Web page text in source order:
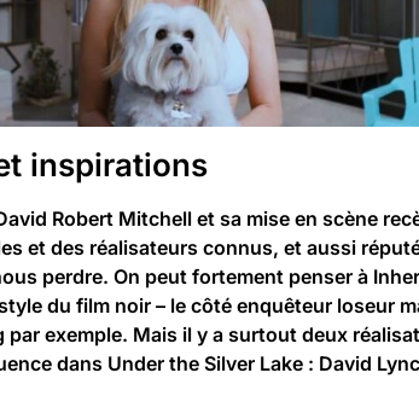
inspirations
Robert Mitchell et sa mise en scène
et des réalisateurs connus, et aussi
perdre. On peut fortement penser à
du film noir – le côté enquêteur loseur
par exemple. Mais il y a surtout deux
dans Under the Silver Lake : David